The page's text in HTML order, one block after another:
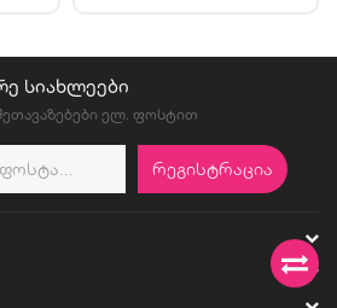
ᲡᲘᲐᲮᲚᲔᲔᲑᲘ
ელ. ფოსტით
ᲠᲔᲒᲘᲡᲢᲠᲐᲪᲘᲐ